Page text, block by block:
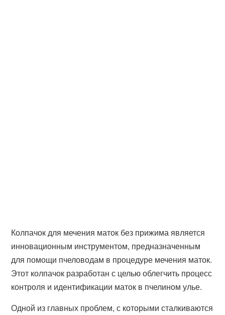
Колпачок для мечения маток без прижима является
инновационным инструментом, предназначенным
для помощи пчеловодам в процедуре мечения маток.
Этот колпачок разработан с целью облегчить процесс
контроля и идентификации маток в пчелином улье.
Одной из главных проблем, с которыми сталкиваются